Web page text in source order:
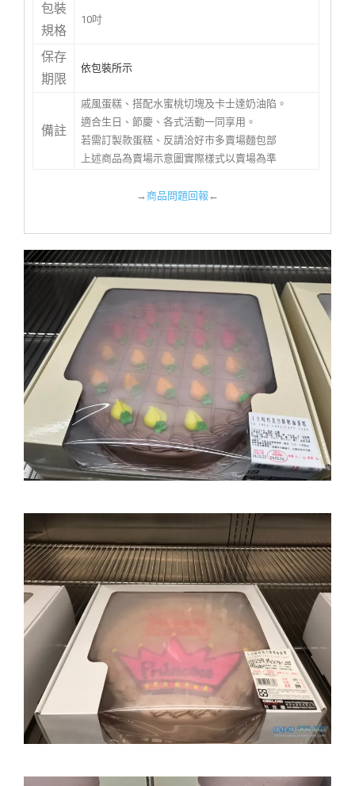
包裝
規格
10吋
保存
期限
依包裝所示
備註
戚風蛋糕、搭配水蜜桃切塊及卡士達奶油陷。
適合生日、節慶、各式活動一同享用。
若需訂製款蛋糕、反請洽好市多賣場麵包部
上述商品為賣場示意圖實際樣式以賣場為準
→ 商品問題回報 ←